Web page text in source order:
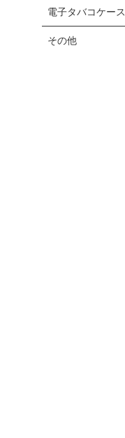
電子タバコケース
その他